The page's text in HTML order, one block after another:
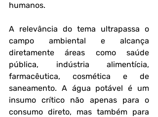
humanos.
A relevância do tema ultrapassa o
campo ambiental e alcança
diretamente áreas como saúde
pública, indústria alimentícia,
farmacêutica, cosmética e de
saneamento. A água potável é um
insumo crítico não apenas para o
consumo direto, mas também para